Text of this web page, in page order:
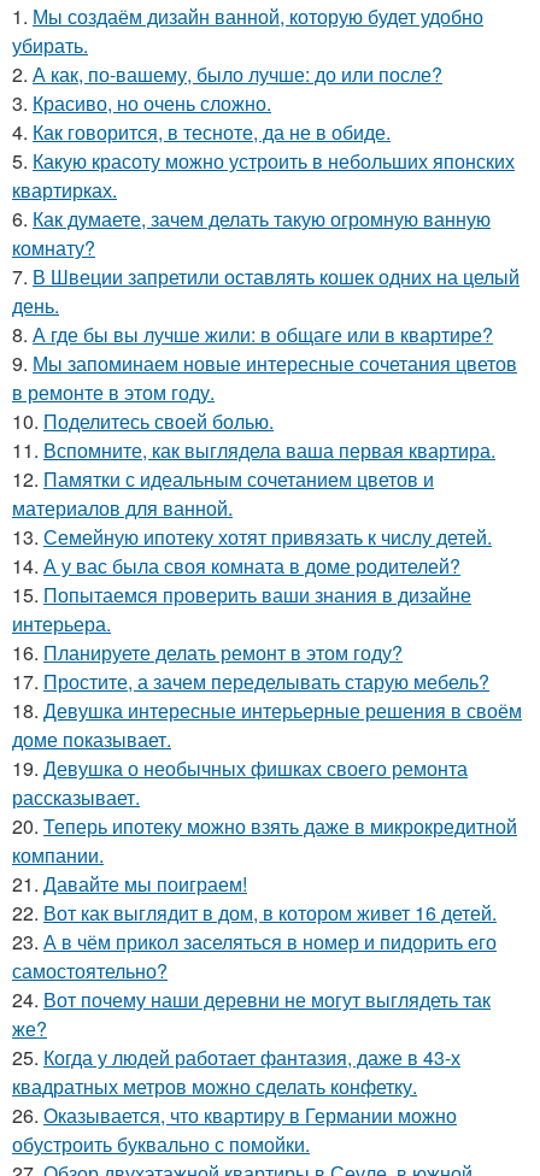
1. Мы создаём дизайн ванной, которую будет удобно
убирать.
2. А как, по-вашему, было лучше: до или после?
3. Красиво, но очень сложно.
4. Как говорится, в тесноте, да не в обиде.
5. Какую красоту можно устроить в небольших японских
квартирках.
6. Как думаете, зачем делать такую огромную ванную
комнату?
7. В Швеции запретили оставлять кошек одних на целый
день.
8. А где бы вы лучше жили: в общаге или в квартире?
9. Мы запоминаем новые интересные сочетания цветов
в ремонте в этом году.
10. Поделитесь своей болью.
11. Вспомните, как выглядела ваша первая квартира.
12. Памятки с идеальным сочетанием цветов и
материалов для ванной.
13. Семейную ипотеку хотят привязать к числу детей.
14. А у вас была своя комната в доме родителей?
15. Попытаемся проверить ваши знания в дизайне
интерьера.
16. Планируете делать ремонт в этом году?
17. Простите, а зачем переделывать старую мебель?
18. Девушка интересные интерьерные решения в своём
доме показывает.
19. Девушка о необычных фишках своего ремонта
рассказывает.
20. Теперь ипотеку можно взять даже в микрокредитной
компании.
21. Давайте мы поиграем!
22. Вот как выглядит в дом, в котором живет 16 детей.
23. А в чём прикол заселяться в номер и пидорить его
самостоятельно?
24. Вот почему наши деревни не могут выглядеть так
же?
25. Когда у людей работает фантазия, даже в 43-х
квадратных метров можно сделать конфетку.
26. Оказывается, что квартиру в Германии можно
обустроить буквально с помойки.